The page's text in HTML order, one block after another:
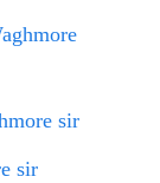
sir
sir